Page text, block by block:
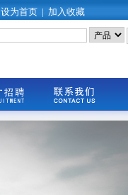
设为首页 | 加入收藏